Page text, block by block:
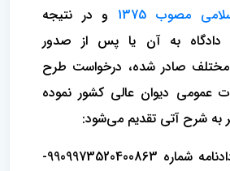
مصوب 1375
و در نتیجه
دادگاه به آن یا پس از صدور
مختلف صادر شده، درخواست طرح
عمومی دیوان عالی کشور نموده
به شرح آتی تقدیم می‌شود:
الف) به حکایت دادنامه شماره 9909973520400863-